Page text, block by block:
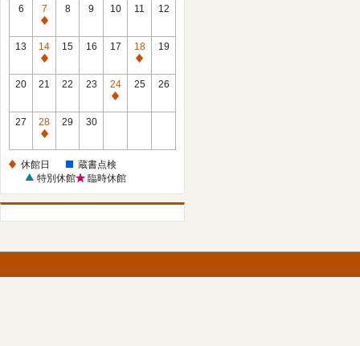
6
7
休
館
日
8 9 10 11 12
13
14
休
館
15 16 17
18
休
館
19
20 21 22 23
24
休
25 26
27
28
休
日
29 30
休館日
蔵書点検
特別休館
臨時休館